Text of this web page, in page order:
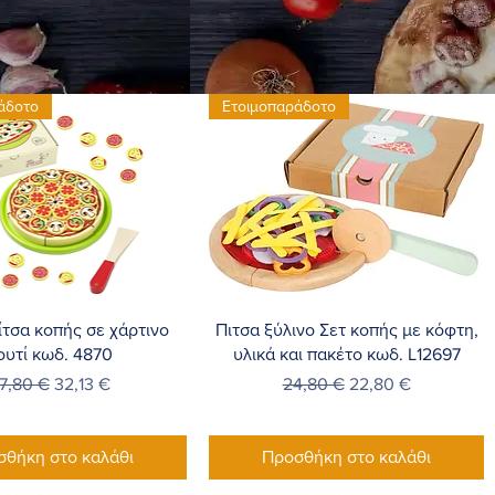
προβολή
κοπής σε χάρτινο
κωδ. 4870
τιμή
€ Τιμή Έκπτωσης
32,13 €
στο καλάθι
Γρήγορη προβολή
Ετοιμοπαράδοτο
Πιτσα ξύλινο Σετ κοπής με κόφτη,
υλικά και πακέτο κωδ. L12697
Κανονική τιμή
24,80 € Τιμή Έκπτωσης
22,80 €
Προσθήκη στο καλάθι